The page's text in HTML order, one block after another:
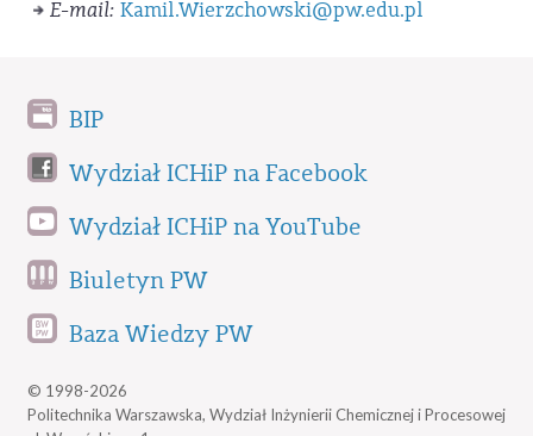
E-mail: Kamil.Wierzchowski@pw.edu.pl
BIP
Wydział ICHiP na Facebook
Wydział ICHiP na YouTube
Biuletyn PW
Baza Wiedzy PW
© 1998-2026
Politechnika Warszawska, Wydział Inżynierii Chemicznej i Procesowej